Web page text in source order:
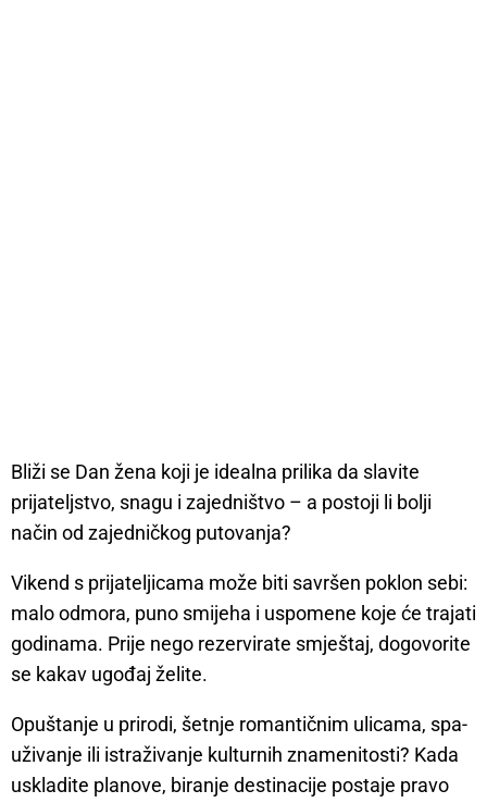
Bliži se Dan žena koji je idealna prilika da slavite
prijateljstvo, snagu i zajedništvo – a postoji li bolji
način od zajedničkog putovanja?
Vikend s prijateljicama može biti savršen poklon sebi:
malo odmora, puno smijeha i uspomene koje će trajati
godinama. Prije nego rezervirate smještaj, dogovorite
se kakav ugođaj želite.
Opuštanje u prirodi, šetnje romantičnim ulicama, spa-
uživanje ili istraživanje kulturnih znamenitosti? Kada
uskladite planove, biranje destinacije postaje pravo